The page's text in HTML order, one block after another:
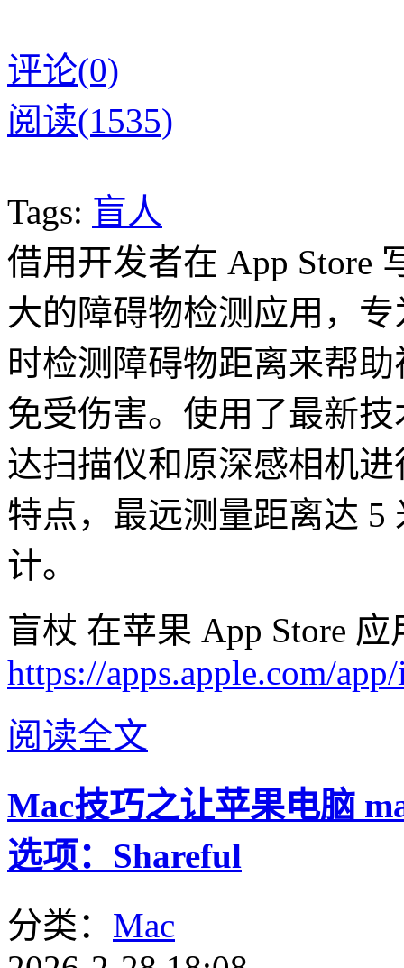
评论(0)
阅读(1535)
Tags: 盲人
借用开发者在 App Store
大的障碍物检测应用，
时检测障碍物距离来帮
免受伤害。使用了最新
达扫描仪和原深感相机
特点，最远测量距离达 5
计。
盲杖 在苹果 App Store
https://apps.apple.com/
阅读全文
Mac技巧之让苹果电脑
选项：Shareful
分类： Mac